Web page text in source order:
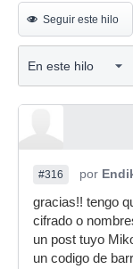
Seguir este hilo
#316 por
gracias!! tengo
cifrado o
un post tuyo
un codigo de